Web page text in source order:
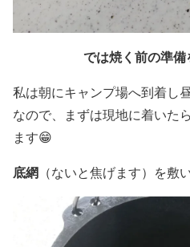
では焼く前の準
私は朝にキャンプ場へ到着し
なので、まずは現地に着いた
ます😁
底網 （ないと焦げます）を敷